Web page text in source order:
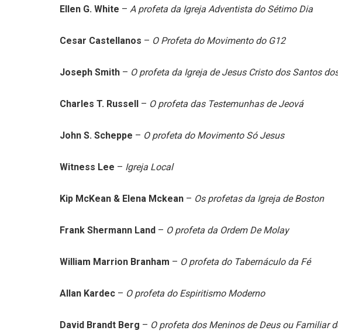
Ellen G. White – A profeta da Igreja Adventista do Sétimo Dia
Cesar Castellanos – O Profeta do Movimento do G12
Joseph Smith – O profeta da Igreja de Jesus Cristo dos Santos
Charles T. Russell – O profeta das Testemunhas de Jeová
John S. Scheppe – O profeta do Movimento Só Jesus
Witness Lee – Igreja Local
Kip McKean & Elena Mckean – Os profetas da Igreja de Boston
Frank Shermann Land – O profeta da Ordem De Molay
William Marrion Branham – O profeta do Tabernáculo da Fé
Allan Kardec – O profeta do Espiritismo Moderno
David Brandt Berg – O profeta dos Meninos de Deus ou Familiar